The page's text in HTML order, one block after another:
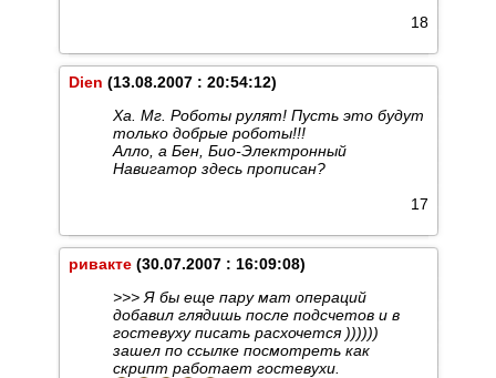
18
Dien (13.08.2007 : 20:54:12)
Ха. Мг. Роботы рулят! Пусть это будут
только добрые роботы!!!
Алло, а Бен, Био-Электронный
Навигатор здесь прописан?
17
ривакте(30.07.2007 : 16:09:08)
>>> Я бы еще пару мат операций
добавил глядишь после подсчетов и в
гостевуху писать расхочется ))))))
зашел по ссылке посмотреть как
скрипт работает гостевухи.